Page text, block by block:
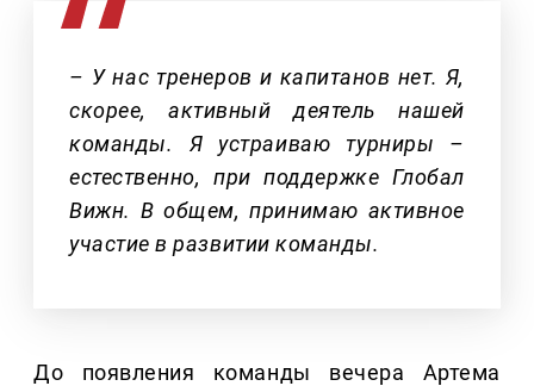
– У нас тренеров и капитанов нет. Я,
скорее, активный деятель нашей
команды. Я устраиваю турниры –
естественно, при поддержке Глобал
Вижн. В общем, принимаю активное
участие в развитии команды.
До появления команды вечера Артема